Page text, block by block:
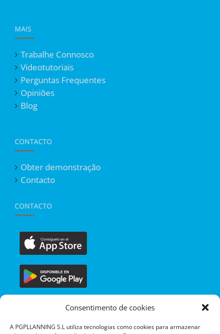
Consentimento de cookies
A PGPLLANNING S.L utiliza tecnologias como cookies para armazenar
MAIS
Trabalhe Connosco
Videotutoriais
Perguntas Frequentes
Opiniões
Blog
CONTACTO
Obter demonstração
Contacto
CONTACTO